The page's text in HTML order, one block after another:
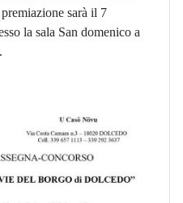
sarà il 7
la sala San domenico a